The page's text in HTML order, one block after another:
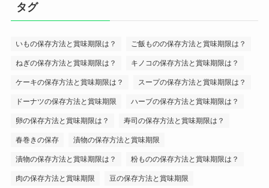
タグ
いもの保存方法と賞味期限は？ ご飯ものの保存方法と賞味期限は？
ねぎの保存方法と賞味期限は？ キノコの保存方法と賞味期限は？
ケーキの保存方法と賞味期限は？ スープの保存方法と賞味期限は？
ドーナツの保存方法と賞味期限 ハーブの保存方法と賞味期限は？
卵の保存方法と賞味期限は？ 寿司の保存方法と賞味期限は？
春巻きの保存 漬物の保存方法と賞味期限
漬物の保存方法と賞味期限は？ 粉ものの保存方法と賞味期限は？
肉の保存方法と賞味期限 豆の保存方法と賞味期限